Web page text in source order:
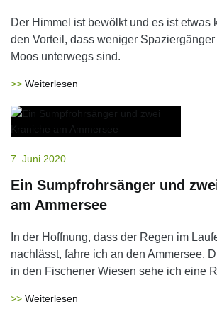
Der Himmel ist bewölkt und es ist etwas
den Vorteil, dass weniger
Moos unterwegs sind.
Weiterlesen
7. Juni 2020
Ein Sumpfrohrsänger und
am Ammersee
In der Hoffnung, dass der Regen im
nachlässt, fahre ich an den Ammersee.
in den Fischener Wiesen sehe ich eine
Weiterlesen